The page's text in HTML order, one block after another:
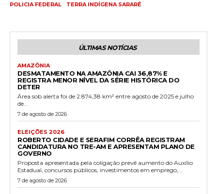
POLICIA FEDERAL
TERRA INDÍGENA SARARÉ
ÚLTIMAS NOTÍCIAS
AMAZÔNIA
DESMATAMENTO NA AMAZÔNIA CAI 36,87% E
REGISTRA MENOR NÍVEL DA SÉRIE HISTÓRICA DO
DETER
Área sob alerta foi de 2.874,38 km² entre agosto de 2025 e julho
de...
7 de agosto de 2026
ELEIÇÕES 2026
ROBERTO CIDADE E SERAFIM CORRÊA REGISTRAM
CANDIDATURA NO TRE-AM E APRESENTAM PLANO DE
GOVERNO
Proposta apresentada pela coligação prevê aumento do Auxílio
Estadual, concursos públicos, investimentos em emprego,...
7 de agosto de 2026